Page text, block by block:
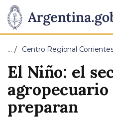
Presidencia
de
la
Nación
Pasar al contenido
… Centro Regional
El Niño: el
preparan